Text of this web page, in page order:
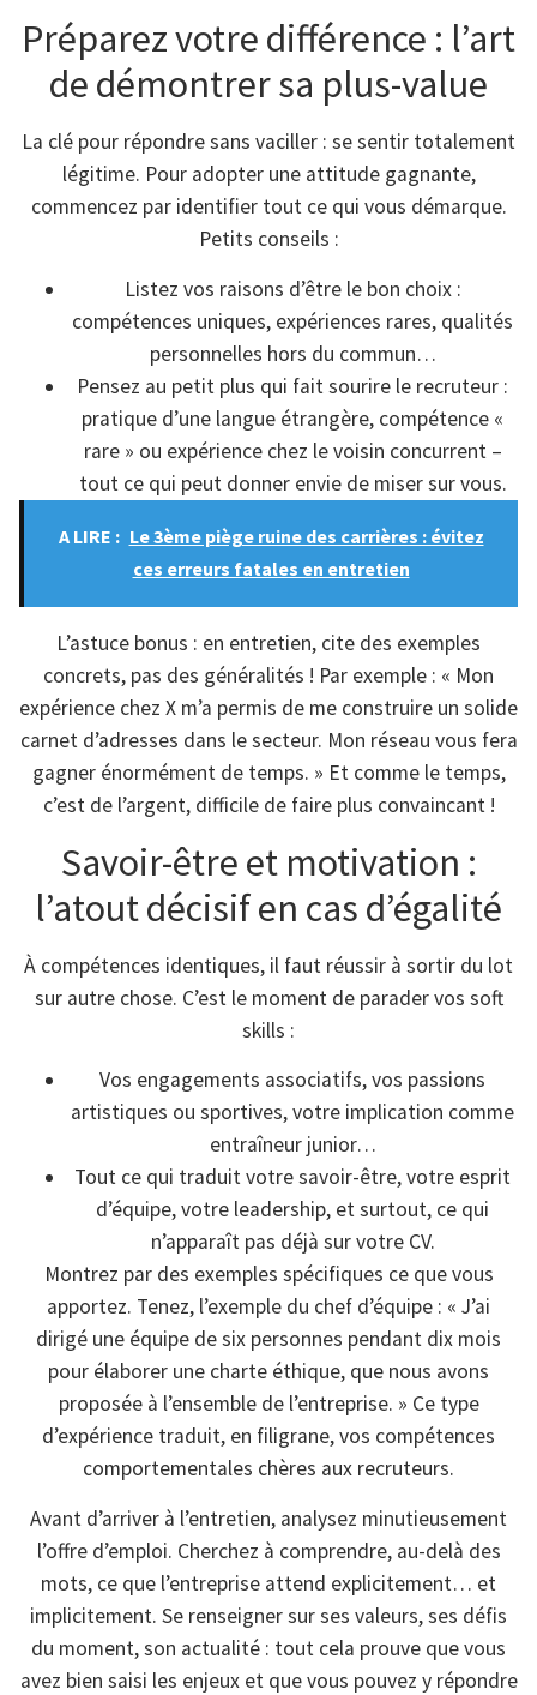
Préparez votre différence : l’art
de démontrer sa plus-value
La clé pour répondre sans vaciller : se sentir totalement
légitime. Pour adopter une attitude gagnante,
commencez par identifier tout ce qui vous démarque.
Petits conseils :
Listez vos raisons d’être le bon choix :
compétences uniques, expériences rares, qualités
personnelles hors du commun…
Pensez au petit plus qui fait sourire le recruteur :
pratique d’une langue étrangère, compétence «
rare » ou expérience chez le voisin concurrent –
tout ce qui peut donner envie de miser sur vous.
A LIRE : Le 3ème piège ruine des carrières : évitez
ces erreurs fatales en entretien
L’astuce bonus : en entretien, cite des exemples
concrets, pas des généralités ! Par exemple : « Mon
expérience chez X m’a permis de me construire un solide
carnet d’adresses dans le secteur. Mon réseau vous fera
gagner énormément de temps. » Et comme le temps,
c’est de l’argent, difficile de faire plus convaincant !
Savoir-être et motivation :
l’atout décisif en cas d’égalité
À compétences identiques, il faut réussir à sortir du lot
sur autre chose. C’est le moment de parader vos soft
skills :
Vos engagements associatifs, vos passions
artistiques ou sportives, votre implication comme
entraîneur junior…
Tout ce qui traduit votre savoir-être, votre esprit
d’équipe, votre leadership, et surtout, ce qui
n’apparaît pas déjà sur votre CV.
Montrez par des exemples spécifiques ce que vous
apportez. Tenez, l’exemple du chef d’équipe : « J’ai
dirigé une équipe de six personnes pendant dix mois
pour élaborer une charte éthique, que nous avons
proposée à l’ensemble de l’entreprise. » Ce type
d’expérience traduit, en filigrane, vos compétences
comportementales chères aux recruteurs.
Avant d’arriver à l’entretien, analysez minutieusement
l’offre d’emploi. Cherchez à comprendre, au-delà des
mots, ce que l’entreprise attend explicitement… et
implicitement. Se renseigner sur ses valeurs, ses défis
du moment, son actualité : tout cela prouve que vous
avez bien saisi les enjeux et que vous pouvez y répondre